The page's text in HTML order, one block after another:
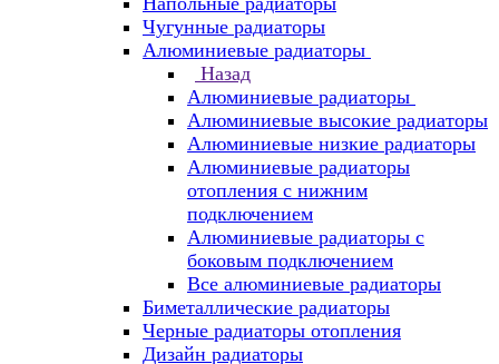
Чугунные радиаторы
Алюминиевые радиаторы
Назад
Алюминиевые радиаторы
Алюминиевые высокие радиаторы
Алюминиевые низкие радиаторы
Алюминиевые радиаторы
отопления с нижним
подключением
Алюминиевые радиаторы с
боковым подключением
Все алюминиевые радиаторы
Биметаллические радиаторы
Черные радиаторы отопления
Дизайн радиаторы